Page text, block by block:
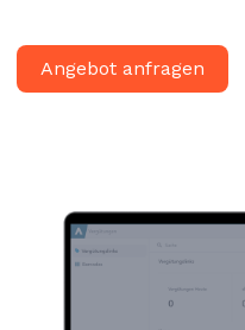
Angebot anfragen